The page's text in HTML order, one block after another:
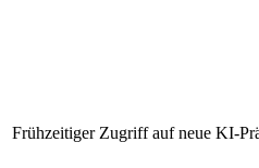
Frühzeitiger Zugriff auf neue KI-